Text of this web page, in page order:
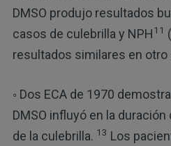
DMSO produjo resultados
casos de culebrilla y NPH11
resultados similares en
◦ Dos ECA de 1970
DMSO influyó en la
de la culebrilla. 13 Los